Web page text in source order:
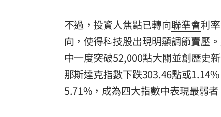
不過，投資人焦點已轉向聯準會利
向，使得科技股出現明顯調節賣壓
中一度突破52,000點大關並創歷史
那斯達克指數下跌303.46點或
5.71%，成為四大指數中表現最弱者